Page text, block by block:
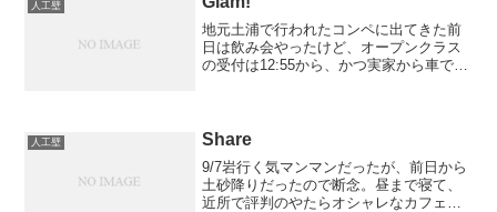
人工壁
地元土浦で行われたコンペに出てきた前
日は飲み会やったけど、オープンクラス
の受付は12:55から、かつ実家から車で15
した一回ト...
人工壁 Share
9/7岩行く気マンマンだったが、前日から
土砂降りだったので断念。昼まで寝て、
近所で評判のやたらオシャレなカフェで